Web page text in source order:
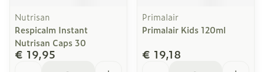
Nutrisan
Respicalm Instant
Nutrisan Caps 30
€ 19,95
Primalair
Primalair Kids 120ml
€ 19,18